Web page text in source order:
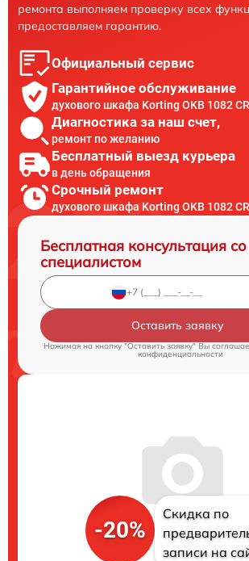
ремонта выполняем проверку всех
предоставляем гарантию.
Официальный сервис
Гарантийное обслуживание
духового шкафа Korting OKB 1082
Диагностика за наш счет,
ремонт по желанию
Бесплатный выезд курьера
в день обращения
Срочный ремонт
духового шкафа Korting OKB 1082
Бесплатная консультация со
специалистом
Оставить заявку
Нажимая на кнопку "Оставить заявку" Вы
конфиденциальности
-20%
Скидка по
записи на